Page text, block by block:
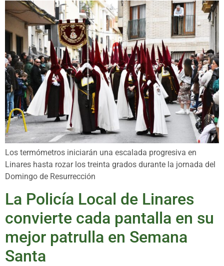
Los termómetros iniciarán una escalada progresiva en
Linares hasta rozar los treinta grados durante la jornada del
Domingo de Resurrección
La Policía Local de Linares
convierte cada pantalla en su
mejor patrulla en Semana
Santa